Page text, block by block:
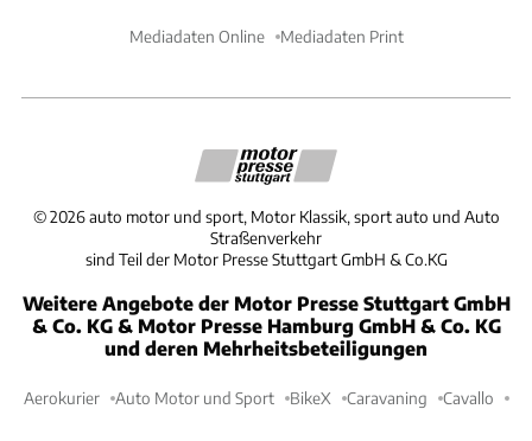
Mediadaten Online Mediadaten Print
©2026 auto motor und sport, Motor Klassik, sport auto und Auto
Straßenverkehr
sind Teil der Motor Presse Stuttgart GmbH & Co.KG
Weitere Angebote der Motor Presse Stuttgart GmbH
& Co. KG & Motor Presse Hamburg GmbH & Co. KG
und deren Mehrheitsbeteiligungen
Aerokurier Auto Motor und Sport BikeX Caravaning Cavallo